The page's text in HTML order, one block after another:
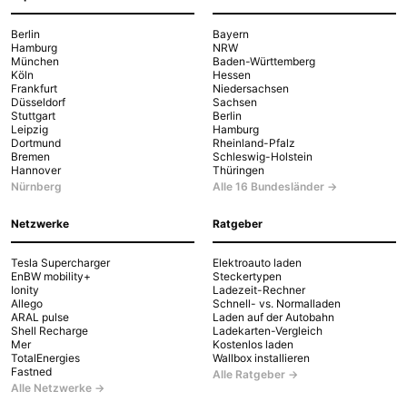
Berlin
Hamburg
München
Köln
Frankfurt
Düsseldorf
Stuttgart
Leipzig
Dortmund
Bremen
Hannover
Nürnberg
Bayern
NRW
Baden-Württemberg
Hessen
Niedersachsen
Sachsen
Berlin
Hamburg
Rheinland-Pfalz
Schleswig-Holstein
Thüringen
Alle 16 Bundesländer →
Netzwerke
Tesla Supercharger
EnBW mobility+
Ionity
Allego
ARAL pulse
Shell Recharge
Mer
TotalEnergies
Fastned
Alle Netzwerke →
Ratgeber
Elektroauto laden
Steckertypen
Ladezeit-Rechner
Schnell- vs. Normalladen
Laden auf der Autobahn
Ladekarten-Vergleich
Kostenlos laden
Wallbox installieren
Alle Ratgeber →